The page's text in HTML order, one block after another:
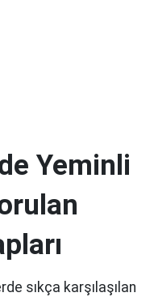
Yeminli
sıkça karşılaşılan